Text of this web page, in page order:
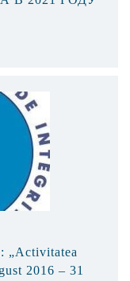
„Activitatea
2016 – 31